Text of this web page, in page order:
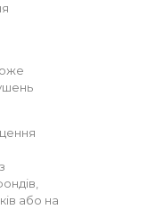
або на